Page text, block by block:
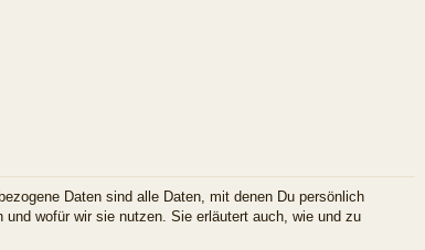
Daten sind alle Daten, mit denen Du persönlich
wofür wir sie nutzen. Sie erläutert auch, wie und zu